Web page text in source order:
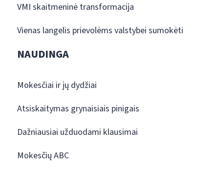
VMI skaitmeninė transformacija
Vienas langelis prievolėms valstybei sumokėti
NAUDINGA
Mokesčiai ir jų dydžiai
Atsiskaitymas grynaisiais pinigais
Dažniausiai užduodami klausimai
Mokesčių ABC